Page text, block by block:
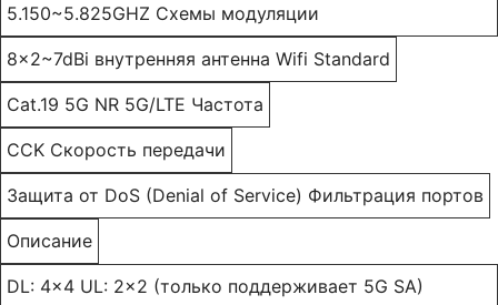
5.150~5.825GHZ Схемы модуляции
8x2~7dBi внутренняя антенна Wifi Standard
Cat.19 5G NR 5G/LTE Частота
CCK Скорость передачи
Защита от DoS (Denial of Service) Фильтрация портов
Описание
DL: 4x4 UL: 2x2 (только поддерживает 5G SA)